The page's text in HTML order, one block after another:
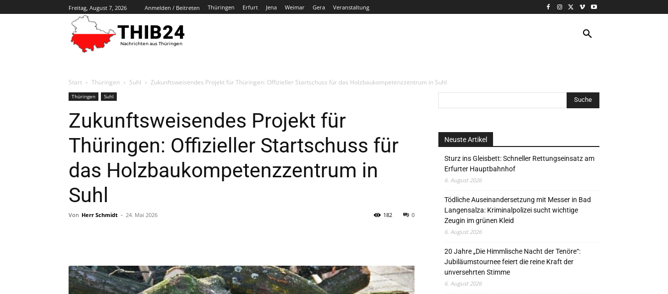
Freitag, August 7, 2026 Anmelden / Beitreten Thüringen Erfurt Jena Weimar Gera Veranstaltung
THIB24
Nachrichten aus Thüringen
Start Thüringen Suhl Zukunftsweisendes Projekt für Thüringen: Offizieller Startschuss für das Holzbaukompetenzzentrum in Suhl
Thüringen Suhl
Zukunftsweisendes Projekt für
Thüringen: Offizieller Startschuss für
das Holzbaukompetenzzentrum in
Suhl
Von Herr Schmidt - 24. Mai 2026 0
182
Neuste Artikel
Sturz ins Gleisbett: Schneller Rettungseinsatz am
Erfurter Hauptbahnhof
6. August 2026
Tödliche Auseinandersetzung mit Messer in Bad
Langensalza: Kriminalpolizei sucht wichtige
Zeugin im grünen Kleid
6. August 2026
20 Jahre „Die Himmlische Nacht der Tenöre“:
Jubiläumstournee feiert die reine Kraft der
unversehrten Stimme
6. August 2026